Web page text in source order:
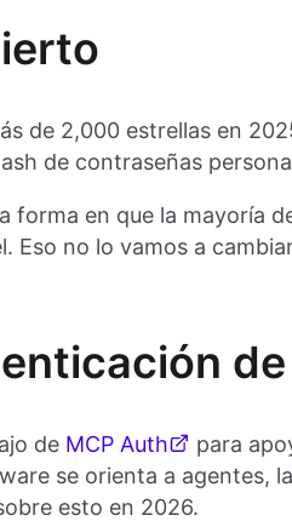
de 2,000 estrellas en
de contraseñas
forma en que la mayoría
Eso no lo vamos a
de MCP Auth
para
se orienta a agentes,
esto en 2026.